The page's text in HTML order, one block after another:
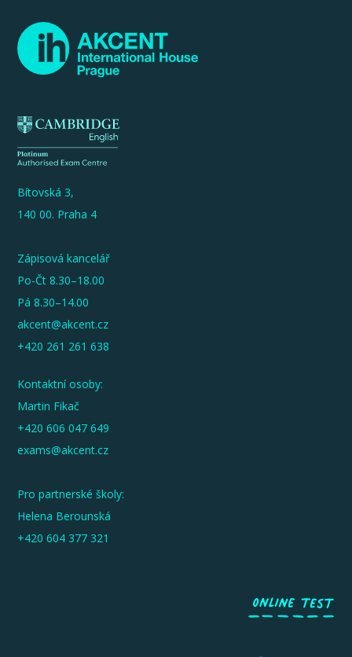
Bítovská 3,
140 00. Praha 4
Zápisová kancelář
Po-Čt 8.30–18.00
Pá 8.30–14.00
akcent@akcent.cz
+420 261 261 638
Kontaktní osoby:
Martin Fikač
+420 606 047 649
exams@akcent.cz
Pro partnerské školy:
Helena Berounská
+420 604 377 321